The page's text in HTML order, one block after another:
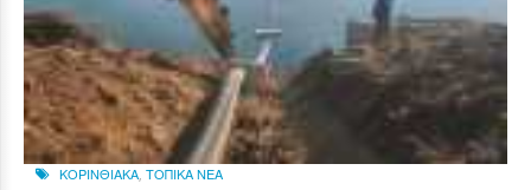
ΚΟΡΙΝΘΙΑΚΑ ΤΟΠΙΚΑ ΝΕΑ